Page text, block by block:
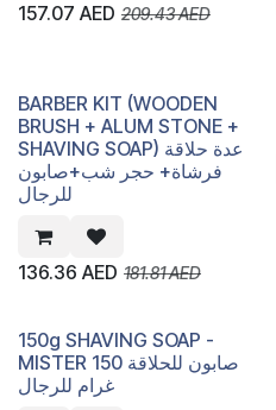
157.07 AED 209.43AED
BARBER KIT (WOODEN
BRUSH + ALUM STONE +
SHAVING SOAP) عدة حلاقة
فرشاة+ حجر شب+صابون
للرجال
136.36 AED 181.81AED
150g SHAVING SOAP -
MISTER صابون للحلاقة 150
غرام للرجال